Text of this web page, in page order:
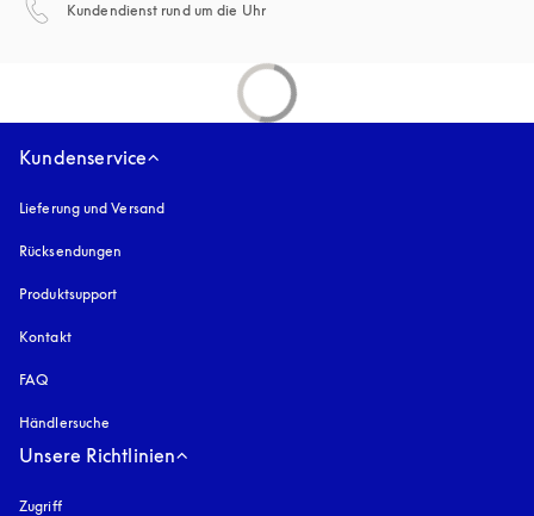
Kundendienst rund um die Uhr
Kundenservice
Lieferung und Versand
Rücksendungen
Produktsupport
Kontakt
FAQ
Händlersuche
Unsere Richtlinien
Zugrifföffnet sich in einem neuen Tab